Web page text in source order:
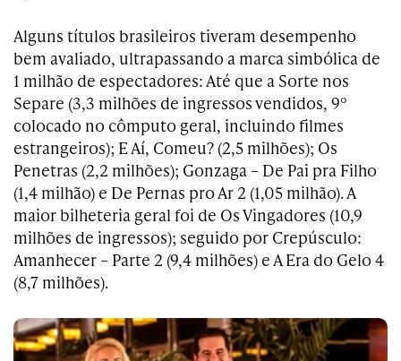
Alguns títulos brasileiros tiveram desempenho
bem avaliado, ultrapassando a marca simbólica de
1 milhão de espectadores: Até que a Sorte nos
Separe (3,3 milhões de ingressos vendidos, 9º
colocado no cômputo geral, incluindo filmes
estrangeiros); E Aí, Comeu? (2,5 milhões); Os
Penetras (2,2 milhões); Gonzaga – De Pai pra Filho
(1,4 milhão) e De Pernas pro Ar 2 (1,05 milhão). A
maior bilheteria geral foi de Os Vingadores (10,9
milhões de ingressos); seguido por Crepúsculo:
Amanhecer – Parte 2 (9,4 milhões) e A Era do Gelo 4
(8,7 milhões).